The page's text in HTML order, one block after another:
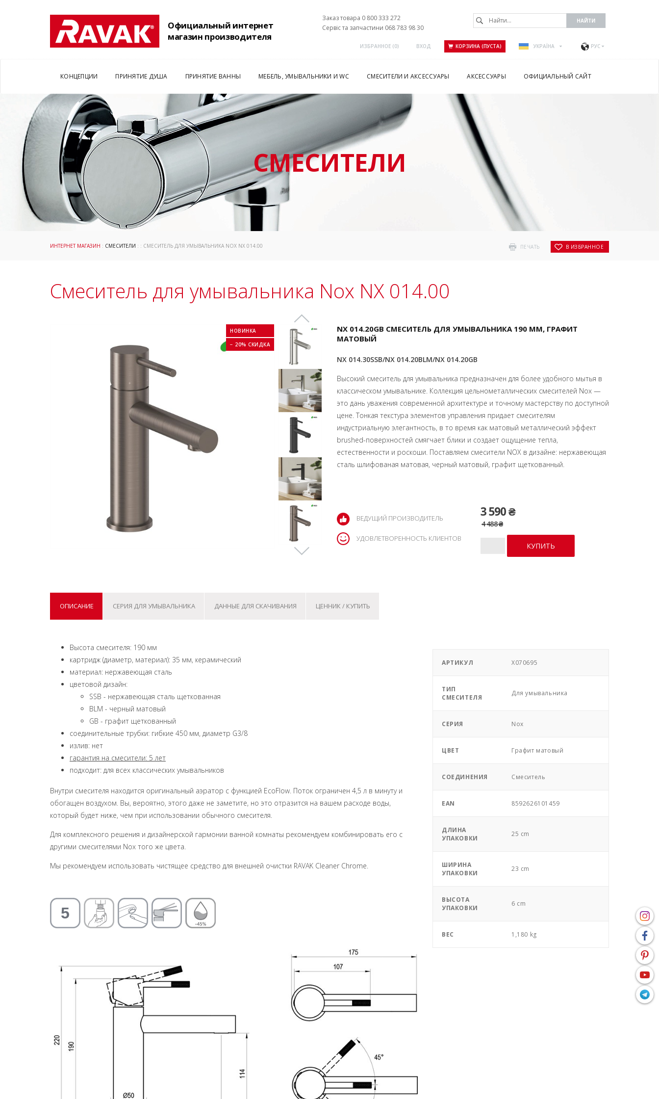
Официальный интернет
магазин производителя
Заказ товара 0 800 333 272
Сервіс та запчастини 068 783 98 30
ИЗБРАННОЕ (0) ВХОД КОРЗИНА (ПУСТА) УКРАЇНА РУС
КОНЦЕПЦИИ ПРИНЯТИЕ ДУША ПРИНЯТИЕ ВАННЫ МЕБЕЛЬ, УМЫВАЛЬНИКИ И WC СМЕСИТЕЛИ И АКСЕССУАРЫ АКСЕССУАРЫ ОФИЦИАЛЬНЫЙ САЙТ
СМЕСИТЕЛИ
ПЕЧАТЬ В ИЗБРАННОЕ
ИНТЕРНЕТ МАГАЗИН : СМЕСИТЕЛИ : : СМЕСИТЕЛЬ ДЛЯ УМЫВАЛЬНИКА NOX NX 014.00
Смеситель для умывальника Nox NX 014.00
НОВИНКА
− 20% СКИДКА
NX 014.20GB СМЕСИТЕЛЬ ДЛЯ УМЫВАЛЬНИКА 190 ММ, ГРАФИТ
МАТОВЫЙ
NX 014.30SSB/NX 014.20BLM/NX 014.20GB
Высокий смеситель для умывальника предназначен для более удобного мытья в
классическом умывальнике. Коллекция цельнометаллических смесителей Nox —
это дань уважения современной архитектуре и точному мастерству по доступной
цене. Тонкая текстура элементов управления придает смесителям
индустриальную элегантность, в то время как матовый металлический эффект
brushed-поверхностей смягчает блики и создает ощущение тепла,
естественности и роскоши. Поставляем смесители NOX в дизайне: нержавеющая
сталь шлифованая матовая, черный матовый, графит щеткованный.
3 590 ₴
4 488 ₴
ВЕДУЩИЙ ПРОИЗВОДИТЕЛЬ
УДОВЛЕТВОРЕННОСТЬ КЛИЕНТОВ
ОПИСАНИЕ СЕРИЯ ДЛЯ УМЫВАЛЬНИКА ДАННЫЕ ДЛЯ СКАЧИВАНИЯ ЦЕННИК / КУПИТЬ
Высота смесителя: 190 мм
картридж (диаметр, материал): 35 мм, керамический
материал: нержавеющая сталь
цветовой дизайн:
SSB - нержавеющая сталь щеткованная
BLM - черный матовый
GB - графит щеткованный
соединительные трубки: гибкие 450 мм, диаметр G3/8
излив: нет
гарантия на смесители: 5 лет
подходит: для всех классических умывальников
Внутри смесителя находится оригинальный аэратор с функцией EcoFlow. Поток ограничен 4,5 л в минуту и
обогащен воздухом. Вы, вероятно, этого даже не заметите, но это отразится на вашем расходе воды,
который будет ниже, чем при использовании обычного смесителя.
Для комплексного решения и дизайнерской гармонии ванной комнаты рекомендуем комбинировать его с
другими смесителями Nox того же цвета.
Мы рекомендуем использовать чистящее средство для внешней очистки RAVAK Cleaner Chrome.
АРТИКУЛ X070695
ТИП
СМЕСИТЕЛЯ
Для умывальника
СЕРИЯ Nox
ЦВЕТ Графит матовый
СОЕДИНЕНИЯ Смеситель
EAN 8592626101459
ДЛИНА
УПАКОВКИ
25 cm
ШИРИНА
УПАКОВКИ
23 cm
ВЫСОТА
УПАКОВКИ
6 cm
ВЕС 1,180 kg